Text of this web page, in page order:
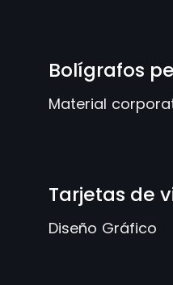
Bolígrafos
Material
Tarjetas de
Diseño Gráfico